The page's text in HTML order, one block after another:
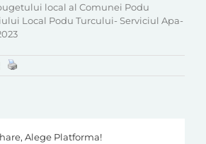
local al Comunei Podu
Local Podu Turcului- Serviciul Apa-
Alege Platforma!